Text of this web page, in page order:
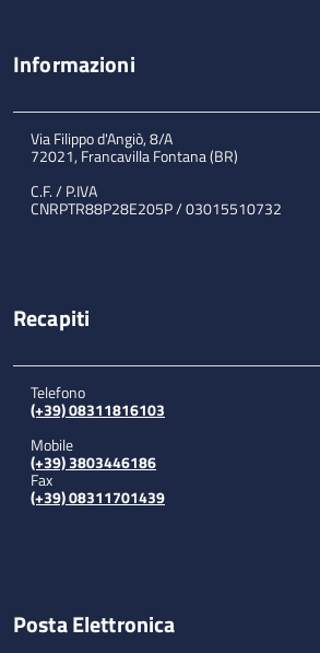
Informazioni
Via Filippo d'Angiò, 8/A
72021, Francavilla Fontana (BR)
C.F. / P.IVA
CNRPTR88P28E205P / 03015510732
Recapiti
Telefono
(+39) 08311816103
Mobile
(+39) 3803446186
Fax
(+39) 08311701439
Posta Elettronica